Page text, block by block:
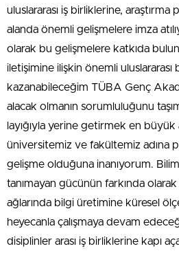
uluslararası iş birliklerine,
alanda önemli gelişmelere imza
olarak bu gelişmelere katkıda
iletişimine ilişkin önemli uluslararası
kazanabileceğim TÜBA Genç
alacak olmanın sorumluluğunu
layığıyla yerine getirmek en
üniversitemiz ve fakültemiz adına
gelişme olduğuna inanıyorum.
tanımayan gücünün farkında olarak
ağlarında bilgi üretimine küresel
heyecanla çalışmaya devam
disiplinler arası iş birliklerine kapı